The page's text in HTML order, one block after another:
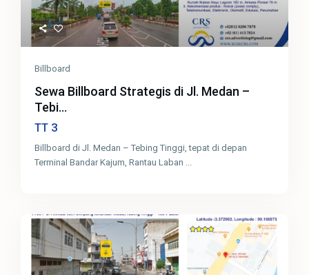
Billboard
Sewa Billboard Strategis di Jl. Medan –
Tebi...
TT 3
Billboard di Jl. Medan – Tebing Tinggi, tepat di depan
Terminal Bandar Kajum, Rantau Laban